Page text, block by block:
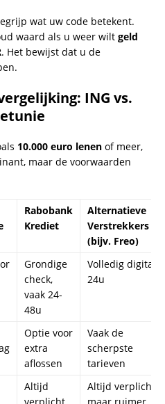
wat uw code betekent.
waard als u weer wilt geld
. Het bewijst dat u de
ING vs.
10.000 euro lenen of meer,
maar de voorwaarden
Rabobank
Krediet
Alternatieve
Verstrekkers
(bijv. Freo)
Grondige
check,
vaak 24-
48u
Volledig digitaal,
24u
Optie voor
extra
aflossen
Vaak de
scherpste
tarieven
Altijd
Altijd verplicht,